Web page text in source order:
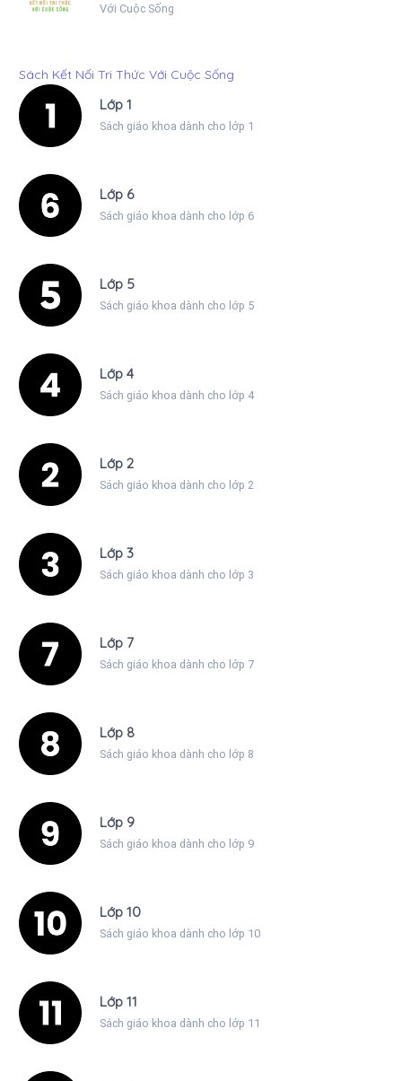
Với Cuộc Sống
Sách Kết Nối Tri Thức Với Cuộc Sống
Lớp 1
Sách giáo khoa dành cho lớp 1
Lớp 6
Sách giáo khoa dành cho lớp 6
Lớp 5
Sách giáo khoa dành cho lớp 5
Lớp 4
Sách giáo khoa dành cho lớp 4
Lớp 2
Sách giáo khoa dành cho lớp 2
Lớp 3
Sách giáo khoa dành cho lớp 3
Lớp 7
Sách giáo khoa dành cho lớp 7
Lớp 8
Sách giáo khoa dành cho lớp 8
Lớp 9
Sách giáo khoa dành cho lớp 9
Lớp 10
Sách giáo khoa dành cho lớp 10
Lớp 11
Sách giáo khoa dành cho lớp 11